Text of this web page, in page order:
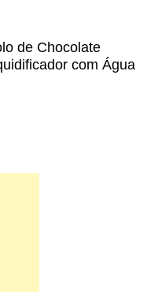
de Chocolate
com Água